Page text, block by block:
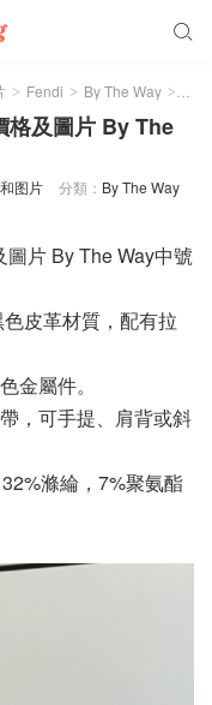

> Fendi > By The Way >
格及圖片 By The
图片 分類： By The Way
片 By The Way中號
皮革材質，配有拉
金屬件。
，可手提、肩背或斜
滌綸，7%聚氨酯